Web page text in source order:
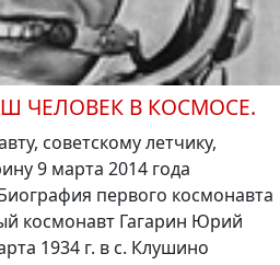
ЧЕЛОВЕК В КОСМОСЕ.
советскому летчику,
9 марта 2014 года
первого космонавта
космонавт Гагарин Юрий
1934 г. в с. Клушино